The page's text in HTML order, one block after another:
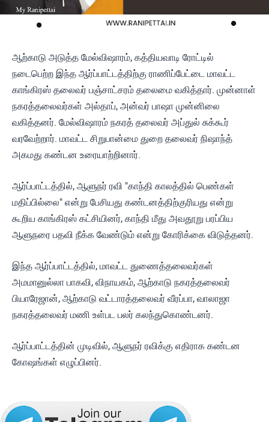
ஆற்காடு அடுத்த மேல்விஷாரம், கத்தியவாடி ரோட்டில்
நடைபெற்ற இந்த ஆர்ப்பாட்டத்திற்கு ராணிப்பேட்டை மாவட்ட
காங்கிரஸ் தலைவர் பஞ்சாட்சரம் தலைமை வகித்தார். முன்னாள்
நகரத்தலைவர்கள் அல்தாப், அன்வர் பாஷா முன்னிலை
வகித்தனர். மேல்விஷாரம் நகரத் தலைவர் அப்துல் சுக்கூர்
வரவேற்றார். மாவட்ட சிறுபான்மை துறை தலைவர் நிஷாந்த்
அகமது கண்டன உரையாற்றினார்.
ஆர்ப்பாட்டத்தில், ஆளுநர் ரவி "காந்தி காலத்தில் பெண்கள்
மதிப்பில்லை" என்று பேசியது கண்டனத்திற்குரியது என்று
கூறிய காங்கிரஸ் கட்சியினர், காந்தி மீது அவதூறு பரப்பிய
ஆளுநரை பதவி நீக்க வேண்டும் என்று கோரிக்கை விடுத்தனர்.
இந்த ஆர்ப்பாட்டத்தில், மாவட்ட துணைத்தலைவர்கள்
அமமானுல்லா பாகவி, விநாயகம், ஆற்காடு நகரத்தலைவர்
பியாரேஜான், ஆற்காடு வட்டாரத்தலைவர் வீரப்பா, வாலாஜா
நகரத்தலைவர் மணி உள்பட பலர் கலந்துகொண்டனர்.
ஆர்ப்பாட்டத்தின் முடிவில், ஆளுநர் ரவிக்கு எதிராக கண்டன
கோஷங்கள் எழுப்பினர்.